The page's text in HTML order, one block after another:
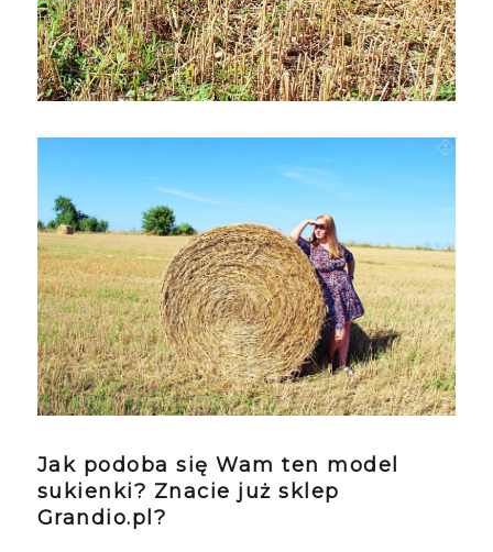
Jak podoba się Wam ten model
sukienki? Znacie już sklep
Grandio.pl?